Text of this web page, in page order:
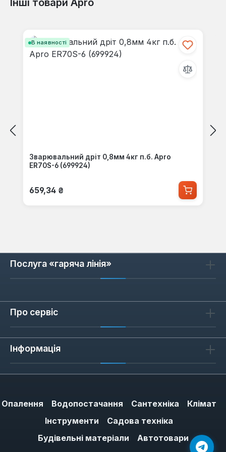
невеликих виробництвах, де важлива якість шва,
Відгуків не знайдено. Поділіться
Інші товари Apro
В наявності
Зварювальний дріт 0,8мм 4кг п.б. Apro
ER70S-6 (699924)
Звичайна ціна:
659,34 ₴
Послуга «гаряча лінія»
Про сервіс
Інформація
Опалення Водопостачання Сантехніка
Клімат
Інструменти
Садова техніка
Будівельні матеріали
Автотовари